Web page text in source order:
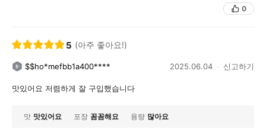
0
5 (아주 좋아요!)
$$ho*mefbb1a400**** 2025.06.04 신고하기
맛있어요 저렴하게 잘 구입했습니다
맛 맛있어요 포장 꼼꼼해요 용량 많아요